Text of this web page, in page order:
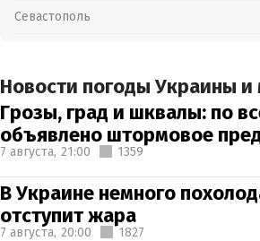
Севастополь
Новости погоды Украины и
Грозы, град и шквалы: по
объявлено штормовое
7 августа, 21:00 1359
В Украине немного
отступит жара
7 августа, 20:00 1827